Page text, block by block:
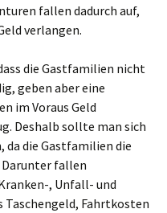
fallen dadurch auf,
verlangen.
die Gastfamilien nicht
geben aber eine
im Voraus Geld
Deshalb sollte man sich
die Gastfamilien die
fallen
, Unfall- und
Fahrtkosten